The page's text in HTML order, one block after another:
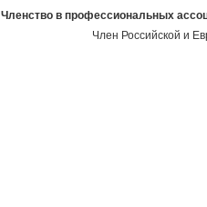
Членство в профессиональных
Член Российской и